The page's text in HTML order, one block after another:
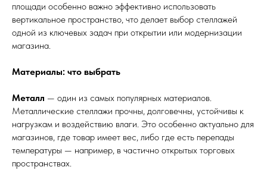
площади особенно важно эффективно использовать
вертикальное пространство, что делает выбор стеллажей
одной из ключевых задач при открытии или модернизации
магазина.
Материалы: что выбрать
Металл — один из самых популярных материалов.
Металлические стеллажи прочны, долговечны, устойчивы к
нагрузкам и воздействию влаги. Это особенно актуально для
магазинов, где товар имеет вес, либо где есть перепады
температуры — например, в частично открытых торговых
пространствах.